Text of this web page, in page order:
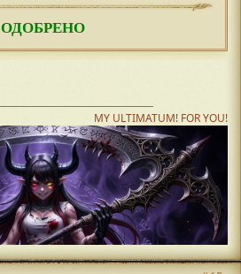
ОДОБРЕНО
MY ULTIMATUM! FOR YOU!